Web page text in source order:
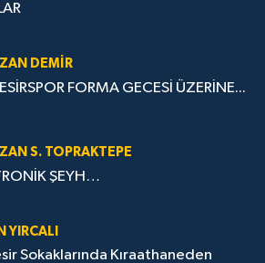
DEMİR
FORMA GECESİ ÜZERİNE...
S. TOPRAKTEPE
ŞEYH…
YIRCALI
Sokaklarında Kıraathaneden